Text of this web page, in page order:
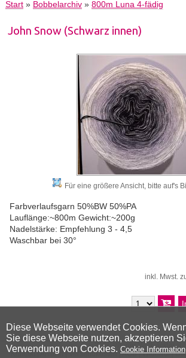
Diese Webseite verwendet Cookies.
Sie diese Webseite nutzen, akzeptieren
Verwendung von Cookies. Cookie Information
Start» Bobbelarchiv» 800m Luna 4-fädig
John Snow (Schwarz innen)
Für eine größere Ansicht, bitte auf's
Farbverlaufsgarn 50%BW 50%PA
Lauflänge:~800m Gewicht:~200g
Nadelstärke: Empfehlung 3 - 4,5
Waschbar bei 30°
inkl. Mwst.
© 2026 Wiener Wollwicklerei
Kontakt |Anfahrt |Versandkosten |AGB|Widerruf|